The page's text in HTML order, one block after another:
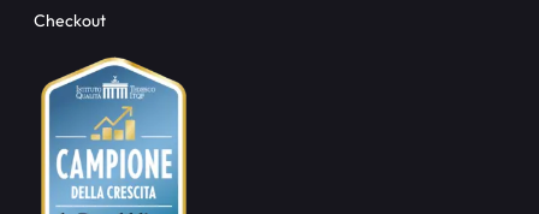
Checkout